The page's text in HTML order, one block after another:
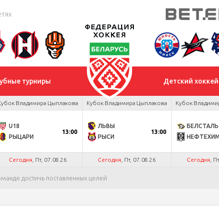
турниры Детский хоккей
Владимира Цыплакова
U18
РЫЦАРИ
13:00
Сегодня , Пт, 07.08.26
Кубок Владимира Цыплакова
ЛЬВЫ
РЫСИ
13:00
Сегодня , Пт, 07.08.26
Кубок
БЕЛСТАЛЬ
Сегодня ,
достичь поставленных целей